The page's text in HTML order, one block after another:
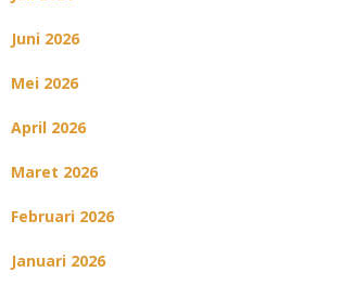
Juni 2026
Mei 2026
April 2026
Maret 2026
Februari 2026
Januari 2026